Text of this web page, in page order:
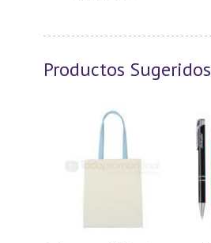
Productos Sugeridos